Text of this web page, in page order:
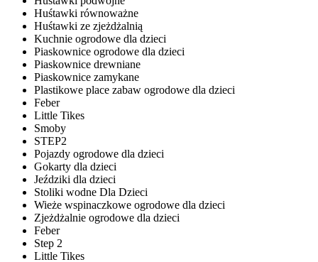
Huśtawki równoważne
Huśtawki ze zjeżdżalnią
Kuchnie ogrodowe dla dzieci
Piaskownice ogrodowe dla dzieci
Piaskownice drewniane
Piaskownice zamykane
Plastikowe place zabaw ogrodowe dla dzieci
Feber
Little Tikes
Smoby
STEP2
Pojazdy ogrodowe dla dzieci
Gokarty dla dzieci
Jeździki dla dzieci
Stoliki wodne Dla Dzieci
Wieże wspinaczkowe ogrodowe dla dzieci
Zjeżdżalnie ogrodowe dla dzieci
Feber
Step 2
Little Tikes